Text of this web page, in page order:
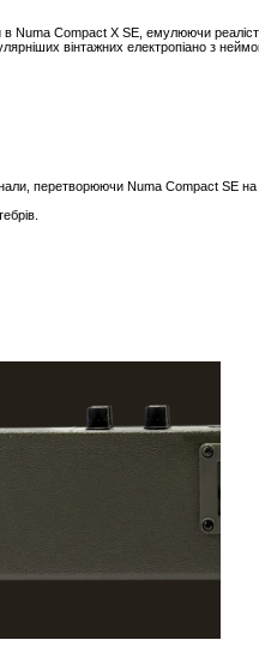
в Numa Compact X SE, емулюючи
вінтажних електропіано з
перетворюючи Numa Compact SE